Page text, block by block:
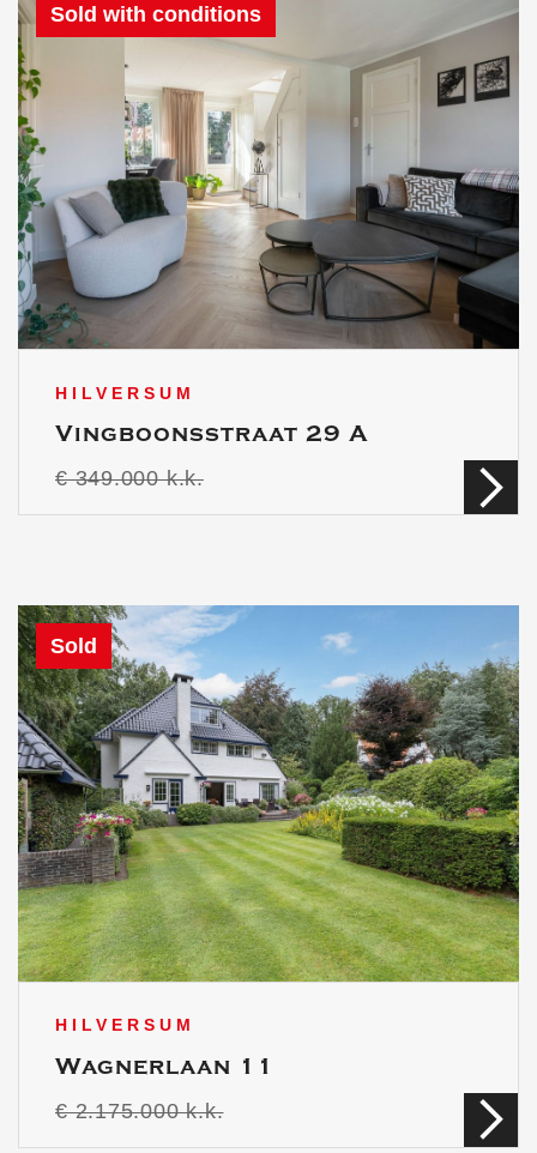
Sold with conditions
HILVERSUM
Vingboonsstraat 29 A
€ 349.000 k.k.
Sold
HILVERSUM
Wagnerlaan 11
€ 2.175.000 k.k.